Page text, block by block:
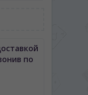
по